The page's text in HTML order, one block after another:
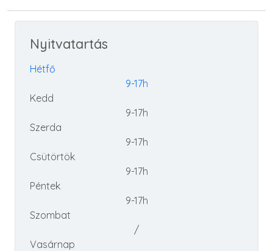
Nyitvatartás
Hétfő
9-17h
Kedd
9-17h
Szerda
9-17h
Csütörtök
9-17h
Péntek
9-17h
Szombat
/
Vasárnap